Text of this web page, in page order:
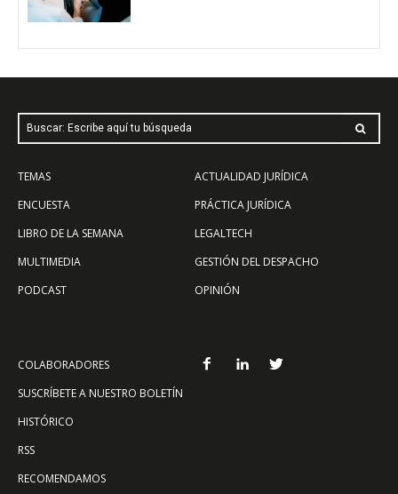
Buscar: Escribe aquí tu búsqueda
TEMAS
ENCUESTA
LIBRO DE LA SEMANA
MULTIMEDIA
PODCAST
ACTUALIDAD JURÍDICA
PRÁCTICA JURÍDICA
LEGALTECH
GESTIÓN DEL DESPACHO
OPINIÓN
COLABORADORES
SUSCRÍBETE A NUESTRO BOLETÍN
HISTÓRICO
RSS
RECOMENDAMOS